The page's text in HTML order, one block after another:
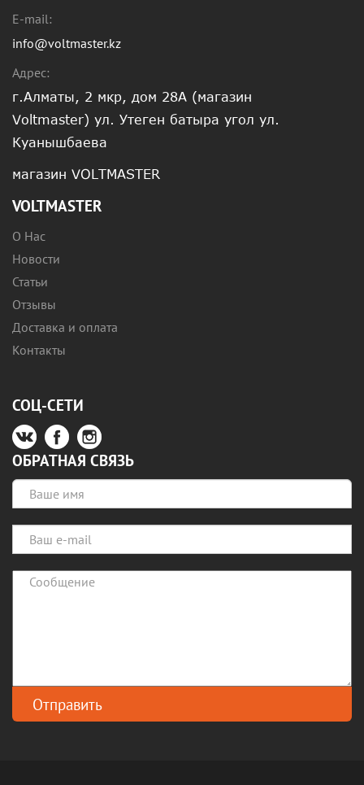
E-mail:
info@voltmaster.kz
Адрес:
г.Алматы, 2 мкр, дом 28А (магазин
Voltmaster) ул. Утеген батыра угол ул.
Куанышбаева
магазин VOLTMASTER
VOLTMASTER
О Нас
Новости
Статьи
Отзывы
Доставка и оплата
Контакты
СОЦ-СЕТИ
ОБРАТНАЯ СВЯЗЬ